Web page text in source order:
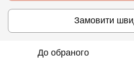
Замовити
До обраного